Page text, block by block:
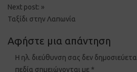
Next post: »
Ταξίδι στην Λαπωνία
Αφήστε μια απάντηση
Η ηλ. διεύθυνση σας δεν
πεδία σημειώνονται με *